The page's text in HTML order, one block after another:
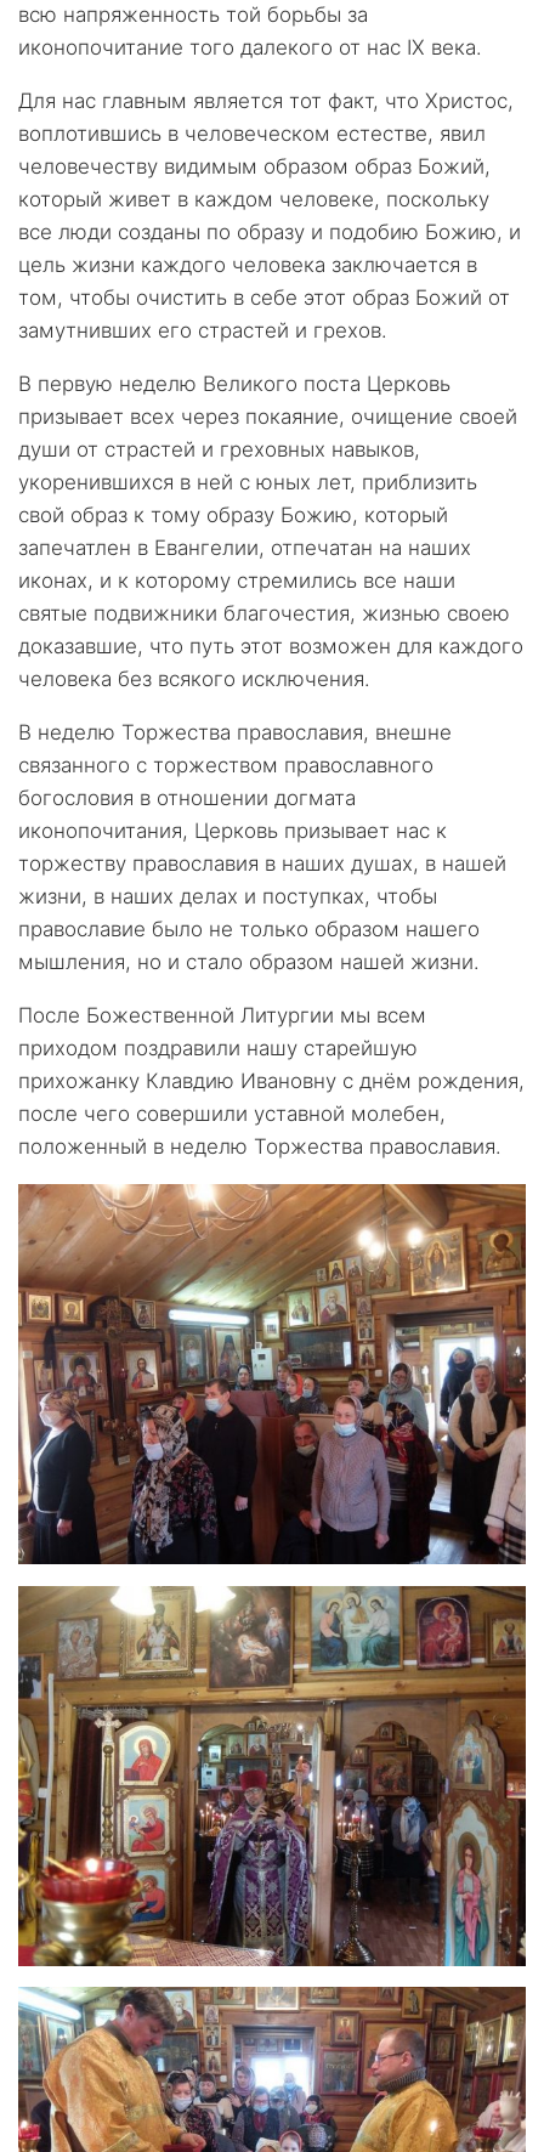
всю напряженность той борьбы за
иконопочитание того далекого от нас IХ века.
Для нас главным является тот факт, что Христос,
воплотившись в человеческом естестве, явил
человечеству видимым образом образ Божий,
который живет в каждом человеке, поскольку
все люди созданы по образу и подобию Божию, и
цель жизни каждого человека заключается в
том, чтобы очистить в себе этот образ Божий от
замутнивших его страстей и грехов.
В первую неделю Великого поста Церковь
призывает всех через покаяние, очищение своей
души от страстей и греховных навыков,
укоренившихся в ней с юных лет, приблизить
свой образ к тому образу Божию, который
запечатлен в Евангелии, отпечатан на наших
иконах, и к которому стремились все наши
святые подвижники благочестия, жизнью своею
доказавшие, что путь этот возможен для каждого
человека без всякого исключения.
В неделю Торжества православия, внешне
связанного с торжеством православного
богословия в отношении догмата
иконопочитания, Церковь призывает нас к
торжеству православия в наших душах, в нашей
жизни, в наших делах и поступках, чтобы
православие было не только образом нашего
мышления, но и стало образом нашей жизни.
После Божественной Литургии мы всем
приходом поздравили нашу старейшую
прихожанку Клавдию Ивановну с днём рождения,
после чего совершили уставной молебен,
положенный в неделю Торжества православия.